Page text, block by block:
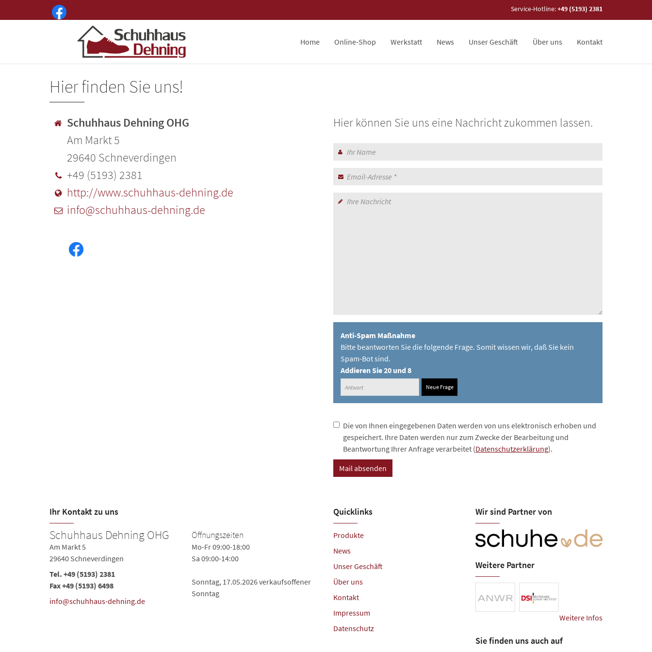
Service-Hotline:+49 (5193) 2381
Home Online-Shop Werkstatt News Unser Geschäft Über uns Kontakt
Hier finden Sie uns!
Schuhhaus Dehning OHG
Am Markt 5
29640 Schneverdingen
+49 (5193) 2381
http://www.schuhhaus-dehning.de
info@schuhhaus-dehning.de
Hier können Sie uns eine Nachricht zukommen lassen.
Anti-Spam Maßnahme
Bitte beantworten Sie die folgende Frage. Somit wissen wir, daß Sie kein
Spam-Bot sind.
Addieren Sie 20 und 8
Neue Frage
Die von Ihnen eingegebenen Daten werden von uns elektronisch erhoben und
gespeichert. Ihre Daten werden nur zum Zwecke der Bearbeitung und
Beantwortung Ihrer Anfrage verarbeitet (Datenschutzerklärung).
Ihr Kontakt zu uns
Schuhhaus Dehning OHG
Am Markt 5
29640 Schneverdingen
Tel. +49 (5193) 2381
Fax +49 (5193) 6498
info@schuhhaus-dehning.de
Öffnungszeiten
Mo-Fr 09:00-18:00
Sa 09:00-14:00
Sonntag, 17.05.2026 verkaufsoffener
Sonntag
Quicklinks
Produkte
News
Unser Geschäft
Über uns
Kontakt
Impressum
Datenschutz
Wir sind Partner von
Weitere Partner
Weitere Infos
Sie finden uns auch auf